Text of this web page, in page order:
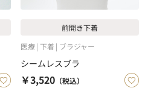
前開き下着
医療 下着 ブラジャー
シームレスブラ
￥3,520 （税込）